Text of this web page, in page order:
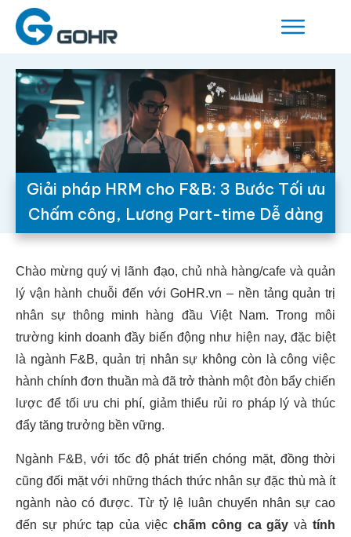
Giải pháp HRM cho F&B: 3 Bước Tối ưu
Chấm công, Lương Part-time Dễ dàng
Chào mừng quý vị lãnh đạo, chủ nhà hàng/cafe và quản
lý vận hành chuỗi đến với GoHR.vn – nền tảng quản trị
nhân sự thông minh hàng đầu Việt Nam. Trong môi
trường kinh doanh đầy biến động như hiện nay, đặc biệt
là ngành F&B, quản trị nhân sự không còn là công việc
hành chính đơn thuần mà đã trở thành một đòn bẩy chiến
lược để tối ưu chi phí, giảm thiểu rủi ro pháp lý và thúc
đẩy tăng trưởng bền vững.
Ngành F&B, với tốc độ phát triển chóng mặt, đồng thời
cũng đối mặt với những thách thức nhân sự đặc thù mà ít
ngành nào có được. Từ tỷ lệ luân chuyển nhân sự cao
đến sự phức tạp của việc chấm công ca gãy vàtính